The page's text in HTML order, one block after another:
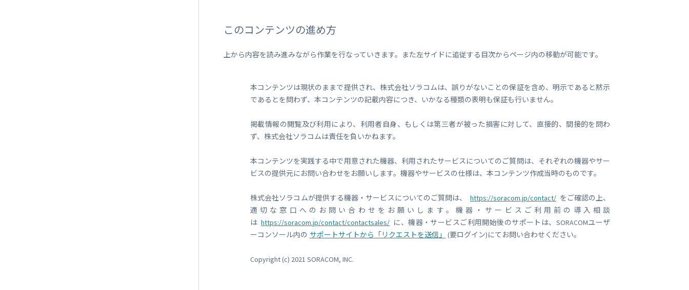
このコンテンツの進め方
上から内容を読み進みながら作業を行なっていきます。また左サイドに追従する目次からページ内の移動が可能です。
本コンテンツは現状のままで提供され、株式会社ソラコムは、誤りがないことの保証を含め、明示であると黙示
であるとを問わず、本コンテンツの記載内容につき、いかなる種類の表明も保証も行いません。
掲載情報の閲覧及び利用により、利用者自身、もしくは第三者が被った損害に対して、直接的、間接的を問わ
ず、株式会社ソラコムは責任を負いかねます。
本コンテンツを実践する中で用意された機器、利用されたサービスについてのご質問は、それぞれの機器やサー
ビスの提供元にお問い合わせをお願いします。機器やサービスの仕様は、本コンテンツ作成当時のものです。
株式会社ソラコムが提供する機器・サービスについてのご質問は、 https://soracom.jp/contact/ をご確認の上、
適切な窓口へのお問い合わせをお願いします。機器・サービスご利用前の導入相談
は https://soracom.jp/contact/contactsales/ に、機器・サービスご利用開始後のサポートは、SORACOMユーザ
ーコンソール内の サポートサイトから「リクエストを送信」 (要ログイン)にてお問い合わせください。
Copyright (c) 2021 SORACOM, INC.